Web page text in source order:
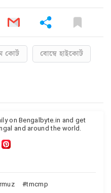
কোর্ট
বোম্বে হাইকোর্ট
on Bengalbyte.in and get
and around the world.
tmcmp